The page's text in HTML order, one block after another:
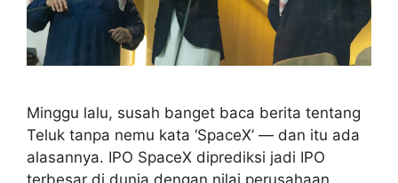
Minggu lalu, susah banget baca berita tentang
Teluk tanpa nemu kata ‘SpaceX’ — dan itu ada
alasannya. IPO SpaceX diprediksi jadi IPO
terbesar di dunia dengan nilai perusahaan